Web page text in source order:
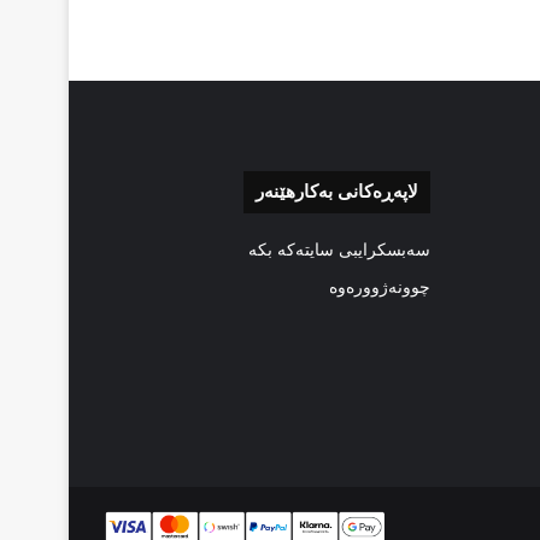
لاپەڕەکانی بەکارهێنەر
سەبسکرایبی سایتەکە بکە
چوونەژوورەوە